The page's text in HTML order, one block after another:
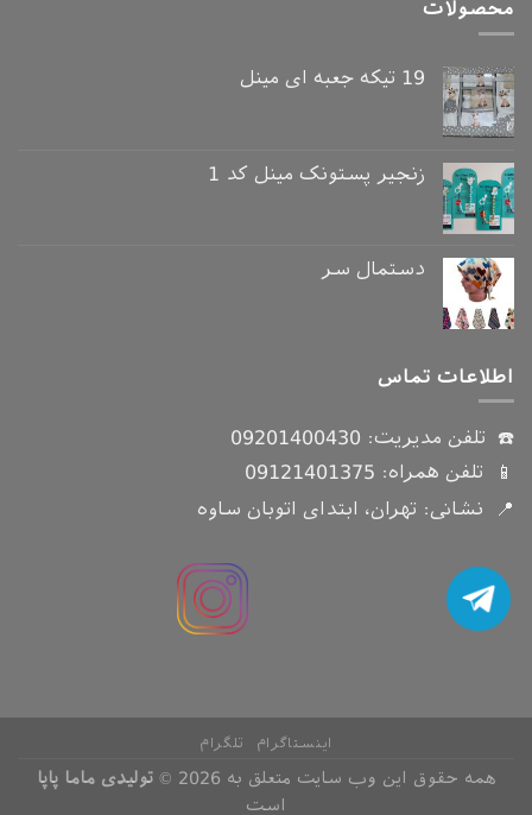
محصولات
19 تیکه جعبه ای مینل
زنجیر پستونک مینل کد 1
دستمال سر
اطلاعات تماس
☎️ تلفن مدیریت: 09201400430
📱 تلفن همراه: 09121401375
📍 نشانی: تهران، ابتدای اتوبان ساوه
اینستاگرام تلگرام
همه حقوق این وب سایت متعلق به 2026 ©
تولیدی ماما پاپا
است